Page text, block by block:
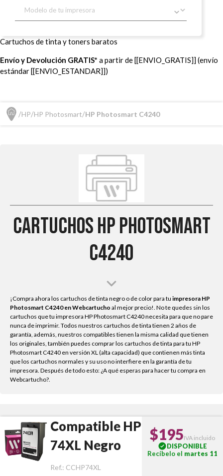
Cartuchos de tinta y toners baratos
Envío y Devolución GRATIS* a partir de [[ENVIO_GRATIS]] (envío
estándar [[ENVIO_ESTANDAR]])
HP HP Photosmart HP Photosmart C4240
Cartuchos HP Photosmart
C4240
¡Compra ahora los cartuchos de tinta negro o de color para tu impresora HP
Photosmart C4240 en Webcartucho al mejor precio!. No te quedes sin los
cartuchos que tu impresora HP Photosmart C4240 necesita para que no pare
nunca de imprimir. Todos nuestros cartuchos de tinta tienen 2 años de
garantía, además, nuestros compatibles tienen la misma calidad que tienen
los originales, también puedes comprar los cartuchos de tinta para tu HP
Photosmart C4240 en versión XL (alta capacidad) que contienen más tinta
que los cartuchos normales y su uso no interfiere en la garantía de tu
impresora. Después de todo esto: ¿A qué esperas para hacer tu compra en
Webcartucho?.
Compatible HP
74XL Negro
Ref.: CCHP74XL
$195IVA incluido
DISPONIBLE
Recíbelo el martes 11